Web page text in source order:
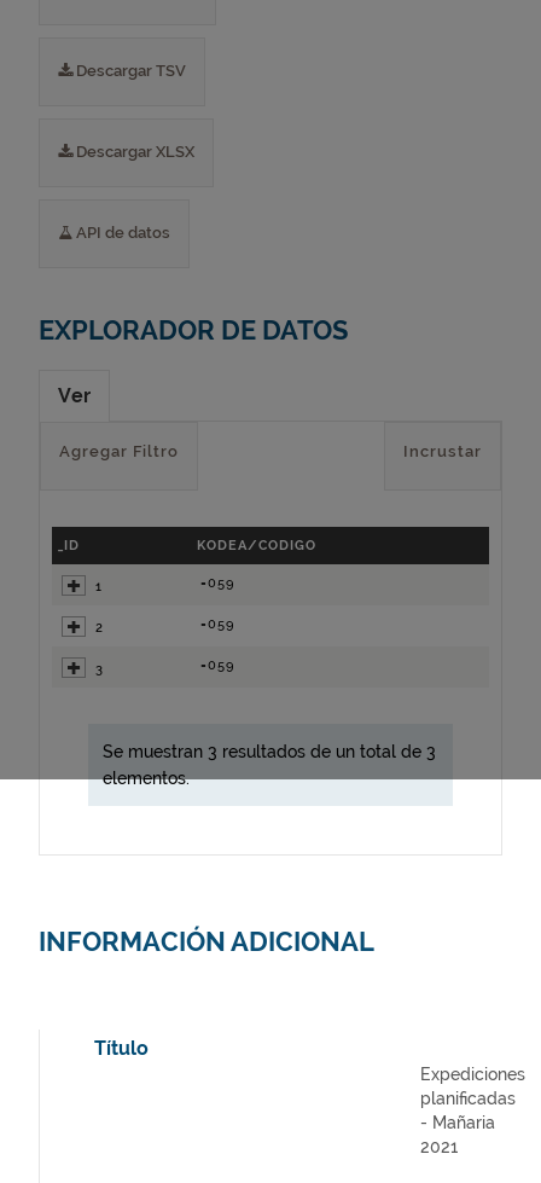
Descargar TSV
Descargar XLSX
API de datos
EXPLORADOR DE DATOS
Ver
Incrustar
Agregar Filtro
_ID KODEA/CODIGO
1 =059
2 =059
3 =059
Se muestran 3 resultados de un total de 3
elementos.
INFORMACIÓN ADICIONAL
Título
Expediciones
planificadas
- Mañaria
2021